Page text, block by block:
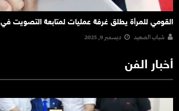
القومي للمرأة يطلق غرفة عمليات لمتابعة التصويت في
شباب الصعيد ديسمبر 9, 2025
أخبار الفن